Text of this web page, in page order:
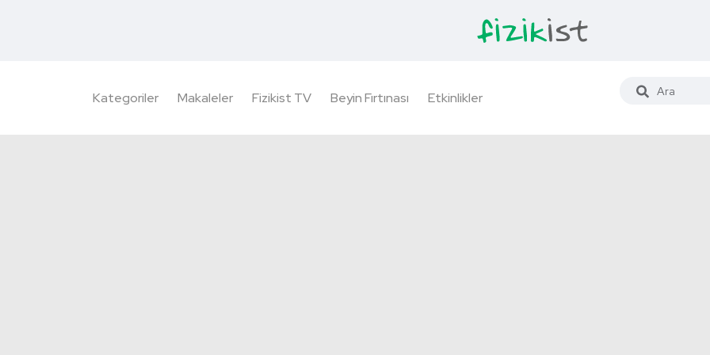
Kategoriler Makaleler Fizikist TV Beyin Fırtınası Etkinlikler